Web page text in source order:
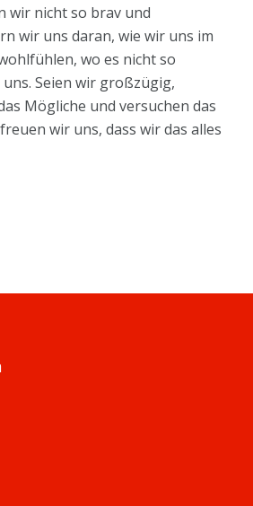
wir nicht so brav und
wir uns daran, wie wir uns im
wo es nicht so
Seien wir großzügig,
Mögliche und versuchen das
wir uns, dass wir das alles